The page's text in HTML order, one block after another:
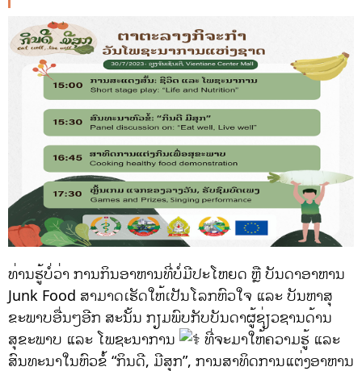
ທ່ານຮູ້ບໍ່ວ່າ ການກິນອາຫານທີ່ບໍ່ມີປະໂຫຍດ ຫຼື ບັນດາອາຫານ
Junk Food ສາມາດເຮັດໃຫ້ເປັນໂລກຫົວໃຈ ແລະ ບັນຫາສຸ
ຂະພາບອື່ນໆອີກ ສະນັ້ນ ກຽມພົບກັບບັນດາຜູ້ຊ່ຽວຊານດ້ານ
ສຸຂະພາບ ແລະ ໂພຊະນາການ
ທີ່ຈະມາໃຫ້ຄວາມຮູ້ ແລະ
ສົນທະນາໃນຫົວຂໍ້ “ກິນດີ, ມີສຸກ”, ການສາທິດການແຕ່ງອາຫານ